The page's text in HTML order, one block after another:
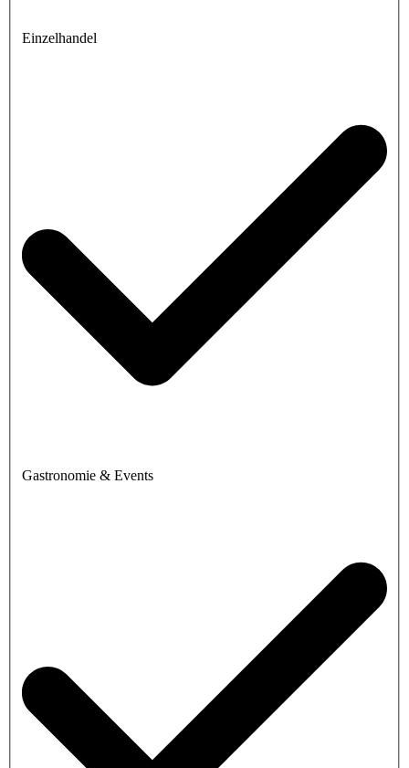
Einzelhandel
Gastronomie & Events